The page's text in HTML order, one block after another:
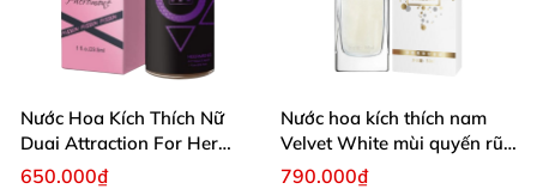
Nước Hoa Kích Thích Nữ
Duai Attraction For Her
30ml
650.000₫
Nước hoa kích thích nam
Velvet White mùi quyến rũ
cao cấp kích dục tự nhiên
790.000₫